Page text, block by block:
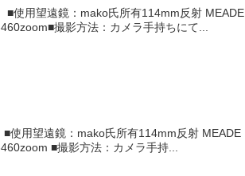
■使用望遠鏡：mako氏所有114mm反射 MEADE
撮影方法：カメラ手持ちにて...
使用望遠鏡：mako氏所有114mm反射 MEADE
■撮影方法：カメラ手持...